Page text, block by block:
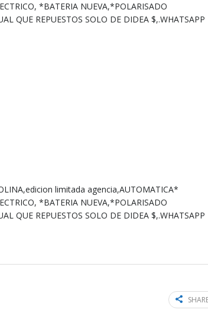
*BATERIA NUEVA,*POLARISADO
QUE REPUESTOS SOLO DE DIDEA $,.WHATSAPP
limitada agencia,AUTOMATICA*
*BATERIA NUEVA,*POLARISADO
QUE REPUESTOS SOLO DE DIDEA $,.WHATSAPP